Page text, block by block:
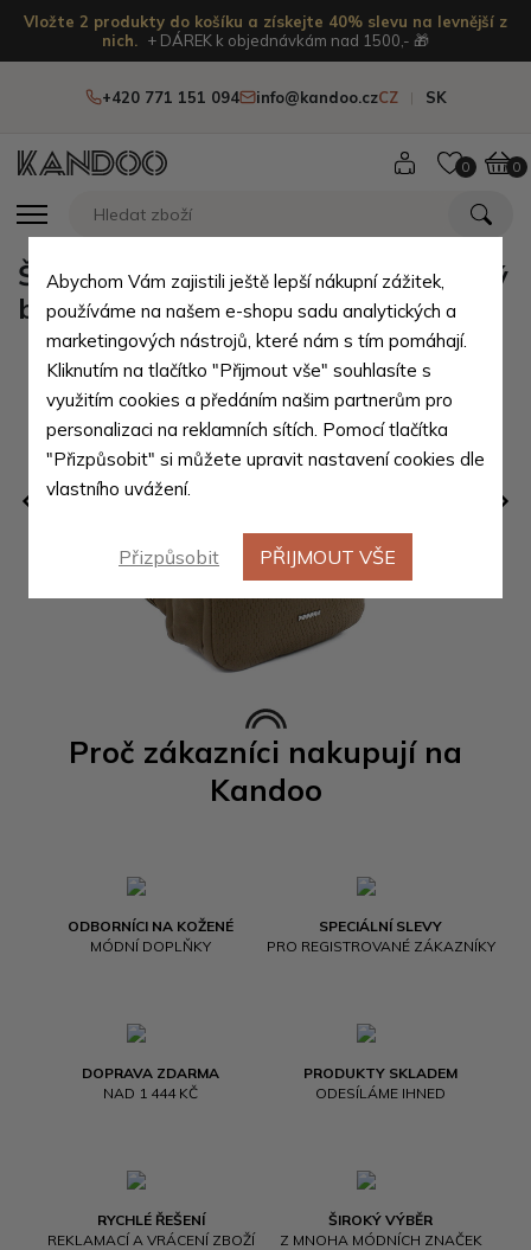
Vložte 2 produkty do košíku a získejte 40% slevu na levnější z
nich.
+ DÁREK k objednávkám nad 1500,- 🎁
+420 771 151 094 info@kandoo.czCZ SK
0 0
Proč zákazníci nakupují na
Kandoo
ODBORNÍCI NA KOŽENÉ
MÓDNÍ DOPLŇKY
SPECIÁLNÍ SLEVY
PRO REGISTROVANÉ ZÁKAZNÍKY
DOPRAVA ZDARMA
NAD 1 444 KČ
PRODUKTY SKLADEM
ODESÍLÁME IHNED
RYCHLÉ ŘEŠENÍ
REKLAMACÍ A VRÁCENÍ ZBOŽÍ
ŠIROKÝ VÝBĚR
Z MNOHA MÓDNÍCH ZNAČEK
Šedohnědý moderní zipový dámský
batoh Mabella
Abychom Vám zajistili ještě lepší nákupní zážitek,
používáme na našem e-shopu sadu analytických a
marketingových nástrojů, které nám s tím pomáhají.
Kliknutím na tlačítko "Přijmout vše" souhlasíte s
využitím cookies a předáním našim partnerům pro
personalizaci na reklamních sítích. Pomocí tlačítka
"Přizpůsobit" si můžete upravit nastavení cookies dle
vlastního uvážení.
Přizpůsobit PŘIJMOUT VŠE